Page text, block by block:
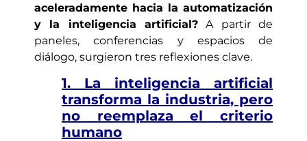
aceleradamente hacia la automatización
y la inteligencia artificial? A partir de
paneles, conferencias y espacios de
diálogo, surgieron tres reflexiones clave.
1. La inteligencia artificial
transforma la industria, pero
no reemplaza el criterio
humano